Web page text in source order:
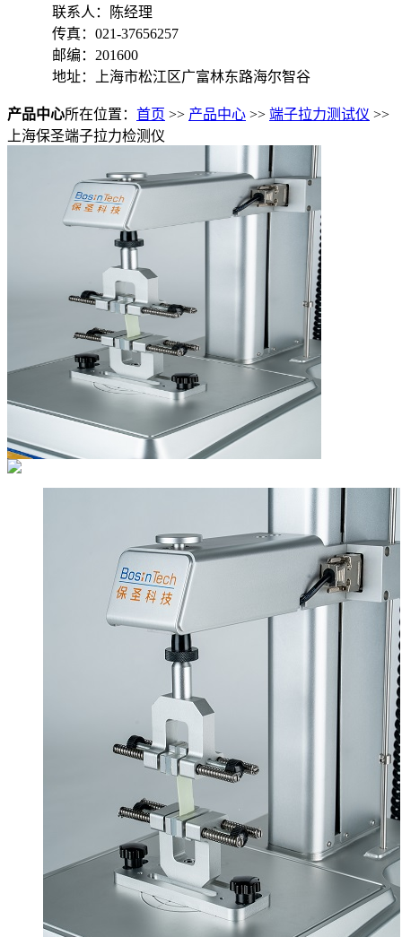
联系人：陈经理
传真：021-37656257
邮编：201600
地址：上海市松江区广富林东路海尔智谷
产品中心所在位置： 首页 >> 产品中心 >> 端子拉力测试仪 >>
上海保圣端子拉力检测仪